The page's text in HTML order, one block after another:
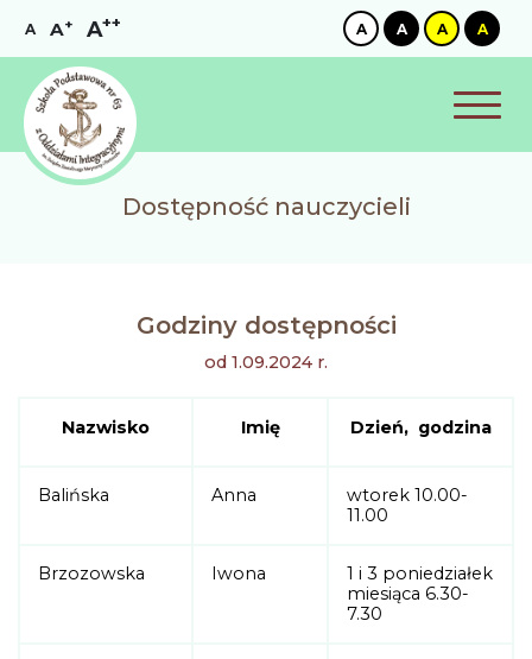
A A+ A++ A A A A
Dostępność nauczycieli
Godziny dostępności
od 1.09.2024 r.
Nazwisko Imię Dzień, godzina
Balińska Anna
wtorek 10.00-
11.00
Brzozowska Iwona
1 i 3 poniedziałek
miesiąca 6.30-
7.30